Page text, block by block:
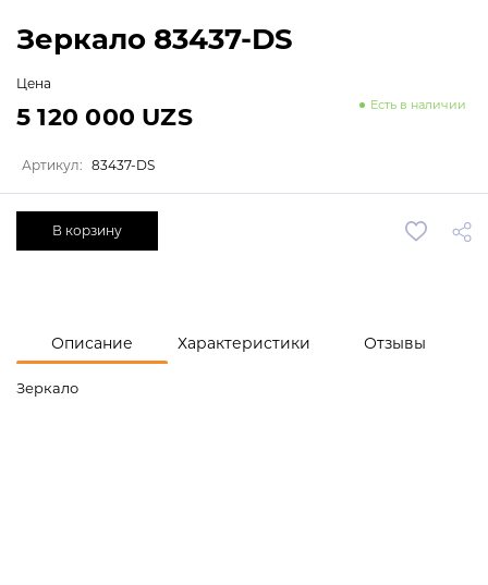
Описание Характеристики Отзывы
Зеркало
Зеркало 83437-DS
Цена
Есть в наличии
5 120 000 UZS
Артикул: 83437-DS
В корзину